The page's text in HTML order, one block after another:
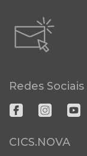
Redes Sociais
CICS.NOVA